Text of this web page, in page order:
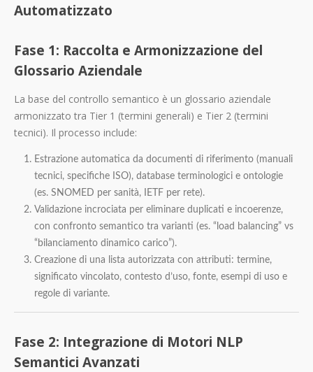
Automatizzato
Fase 1: Raccolta e Armonizzazione del
Glossario Aziendale
La base del controllo semantico è un glossario aziendale
armonizzato tra Tier 1 (termini generali) e Tier 2 (termini
tecnici). Il processo include:
Estrazione automatica da documenti di riferimento (manuali
tecnici, specifiche ISO), database terminologici e ontologie
(es. SNOMED per sanità, IETF per rete).
Validazione incrociata per eliminare duplicati e incoerenze,
con confronto semantico tra varianti (es. “load balancing” vs
“bilanciamento dinamico carico”).
Creazione di una lista autorizzata con attributi: termine,
significato vincolato, contesto d’uso, fonte, esempi di uso e
regole di variante.
Fase 2: Integrazione di Motori NLP
Semantici Avanzati